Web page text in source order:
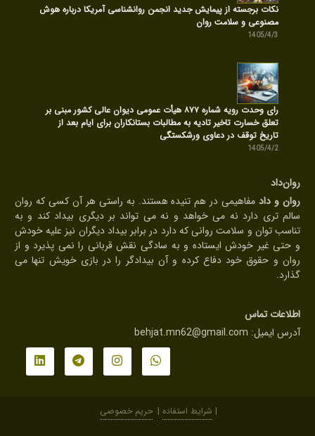
نکات برجسته از پیمایش جدید انجمن روانشناسی آمریکا درباره هوش
مصنوعی و سلامت روان
1405/4/3
رای وحدت رویه شماره ۸۷۷ هیأت عمومی دیوان عالی کشور مبنی بر
تعلق خسارت تاخیر تادیه به مطالبات بستانکاران برای ایام بعد از
تاریخ توقف در دعاوی ورشکستگی
1405/4/2
روان‌داد
روان و دادمفاهیمی در هم تنیده هستند. به راستی هر آن کسی که روان
سالم تری دارد نه می خواهد و نه می تواند بر دیگری بیداد کند و به
تناسب توان و سلامت روانی که دارد در برابر بیداد دیگران نیز علیه خودش
و حتی غیر خودش ایستاده و به سادگی نقش قربانی را نمی پذیرد و از
روان و حقوق خود دفاع کرده و آن بیدادگر را در بازی خویش تنها می
گذارد.
اطلاعات تماس
آدرس ایمیل: behjat.mn62@gmail.com
| شرایط استفاده | حریم خصوصی